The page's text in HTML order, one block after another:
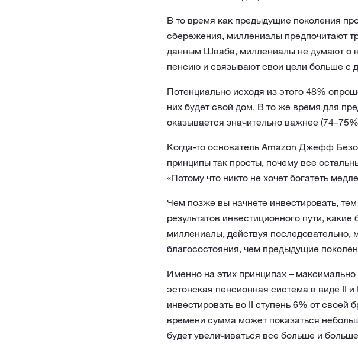
В то время как предыдущие поколения
сбережения, миллениалы предпочитают
данным Шваба, миллениалы не думают о
пенсию и связывают свои цели больше с
Потенциально исходя из этого 48%
них будет свой дом. В то же время для
оказывается значительно важнее
Когда-то основатель Amazon Джефф
принципы так просты, почему все
«Потому что никто не хочет богатеть
Чем позже вы начнете инвестировать,
результатов инвестиционного пути,
миллениалы, действуя последовательно,
благосостояния, чем предыдущие
Именно на этих принципах – максимально
эстонская пенсионная система в виде II
инвестировать во II ступень 6% от своей
времени сумма может показаться
будет увеличиваться все больше и